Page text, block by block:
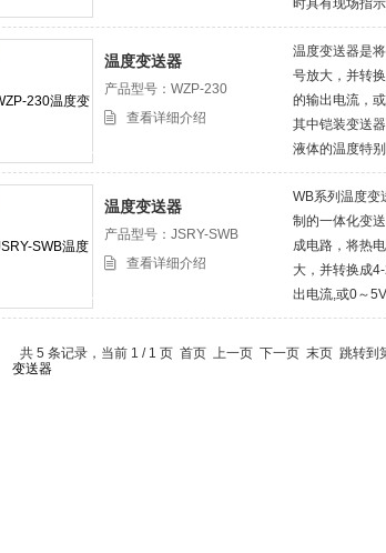
与温度成线性
号或 RS485
时具有现场指
温度变送器
产品型号：WZP-230
查看详细介绍
温度变送器是
号放大，并转
的输出电流，
其中铠装变送
液体的温度特
量，克服了冷
响。
温度变送器
产品型号：JSRY-SWB
查看详细介绍
WB系列温度变
制的一体化变
成电路，将热
大，并转换成
出电流,或0～
装变送器可以
温度特别适用
了冷凝水对测
共 5 条记录，当前 1 / 1 页 首页 上一页 下一页 末页 跳转到